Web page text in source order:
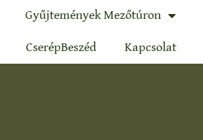
Gyűjtemények Mezőtúron
CserépBeszéd Kapcsolat